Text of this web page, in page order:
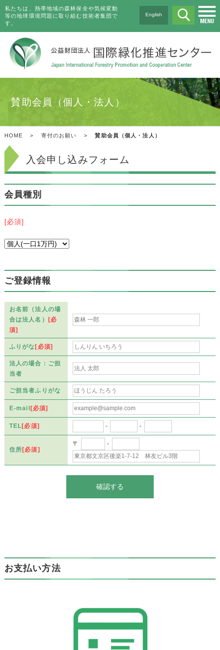
私たちは、熱帯地域の森林保全や気候変動
等の地球環境問題に取り組む技術者集団で
す。
English
賛助会員（個人・法人）
HOME > 寄付のお願い > 賛助会員（個人・法人）
入会申し込みフォーム
会員種別
[必須]
ご登録情報
お名前（法人の場
合は法人名）
[必
須]
ふりがな [必須]
法人の場合：ご担
当者
ご担当者ふりがな
E-mail [必須]
TEL [必須] - -
住所 [必須]
〒 -
お支払い方法